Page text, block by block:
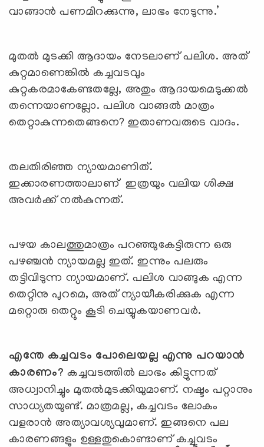
വാങ്ങാന്‍ പണമിറക്കുന്നു, ലാഭം നേടുന്നു.’
മുതല്‍ മുടക്കി ആദായം നേടലാണ് പലിശ. അത്
കുറ്റമാണെങ്കില്‍ കച്ചവടവും
കുറ്റകരമാകേണ്ടതല്ലേ, അതും ആദായമെടുക്കല്‍
തന്നെയാണല്ലോ. പലിശ വാങ്ങല്‍ മാത്രം
തെറ്റാകുന്നതെങ്ങനെ? ഇതാണവരുടെ വാദം.
തലതിരിഞ്ഞ ന്യായമാണിത്.
ഇക്കാരണത്താലാണ് ഇത്രയും വലിയ ശിക്ഷ
അവര്‍ക്ക് നല്‍കുന്നത്.
പഴയ കാലത്തുമാത്രം പറഞ്ഞുകേട്ടിരുന്ന ഒരു
പഴഞ്ചന്‍ ന്യായമല്ല ഇത്. ഇന്നും പലരും
തട്ടിവിടുന്ന ന്യായമാണ്. പലിശ വാങ്ങുക എന്ന
തെറ്റിനു പുറമെ, അത് ന്യായീകരിക്കുക എന്ന
മറ്റൊരു തെറ്റും കൂടി ചെയ്യുകയാണവര്‍.
എന്തേ കച്ചവടം പോലെയല്ല എന്നു പറയാന്‍
കാരണം? കച്ചവടത്തില്‍ ലാഭം കിട്ടുന്നത്
അധ്വാനിച്ചും മുതല്‍മുടക്കിയുമാണ്. നഷ്ടം പറ്റാനും
സാധ്യതയുണ്ട്. മാത്രമല്ല, കച്ചവടം ലോകം
വളരാന്‍ അത്യാവശ്യവുമാണ്. ഇങ്ങനെ പല
കാരണങ്ങളും ഉള്ളതുകൊണ്ടാണ് കച്ചവടം